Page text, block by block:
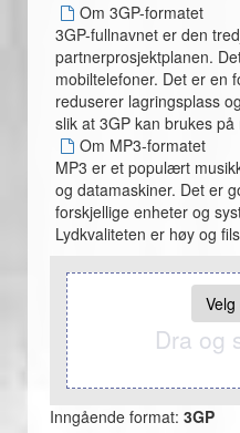
Om 3GP-formatet
3GP-fullnavnet er den
partnerprosjektplanen.
mobiltelefoner. Det er en
reduserer lagringsplass
slik at 3GP kan brukes på
Om MP3-formatet
MP3 er et populært
og datamaskiner. Det er
forskjellige enheter og
Lydkvaliteten er høy og
Dra og
Inngående format: 3GP